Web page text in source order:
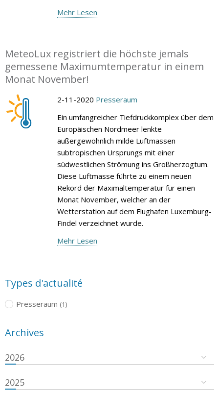
Mehr Lesen
MeteoLux registriert die höchste jemals
gemessene Maximumtemperatur in einem
Monat November!
2-11-2020 Presseraum
Ein umfangreicher Tiefdruckkomplex über dem
Europäischen Nordmeer lenkte
außergewöhnlich milde Luftmassen
subtropischen Ursprungs mit einer
südwestlichen Strömung ins Großherzogtum.
Diese Luftmasse führte zu einem neuen
Rekord der Maximaltemperatur für einen
Monat November, welcher an der
Wetterstation auf dem Flughafen Luxemburg-
Findel verzeichnet wurde.
Mehr Lesen
Types d'actualité
Presseraum (1)
Archives
2026
2025